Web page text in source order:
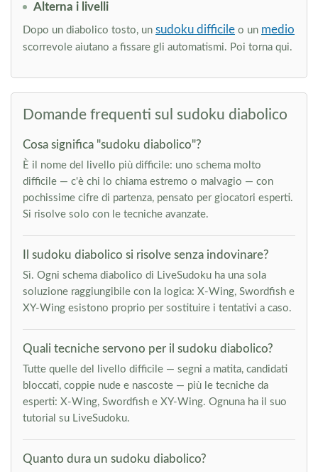
Alterna i livelli
Dopo un diabolico tosto, un sudoku difficile o un medio
scorrevole aiutano a fissare gli automatismi. Poi torna qui.
Domande frequenti sul sudoku diabolico
Cosa significa "sudoku diabolico"?
È il nome del livello più difficile: uno schema molto
difficile — c'è chi lo chiama estremo o malvagio — con
pochissime cifre di partenza, pensato per giocatori esperti.
Si risolve solo con le tecniche avanzate.
Il sudoku diabolico si risolve senza indovinare?
Sì. Ogni schema diabolico di LiveSudoku ha una sola
soluzione raggiungibile con la logica: X-Wing, Swordfish e
XY-Wing esistono proprio per sostituire i tentativi a caso.
Quali tecniche servono per il sudoku diabolico?
Tutte quelle del livello difficile — segni a matita, candidati
bloccati, coppie nude e nascoste — più le tecniche da
esperti: X-Wing, Swordfish e XY-Wing. Ognuna ha il suo
tutorial su LiveSudoku.
Quanto dura un sudoku diabolico?